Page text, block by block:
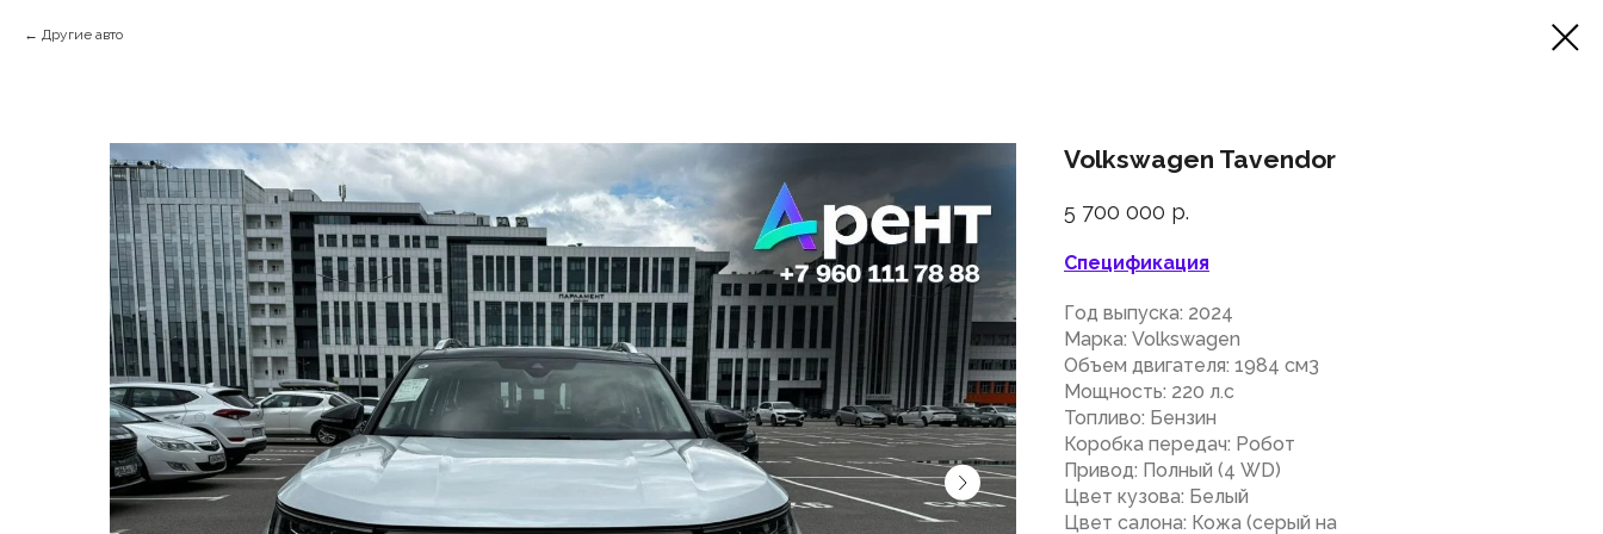
Другие авто
Volkswagen Tavendor
5 700 000 р.
Спецификация
Год выпуска: 2024
Марка: Volkswagen
Объем двигателя: 1984 см3
Мощность: 220 л.с
Топливо: Бензин
Коробка передач: Робот
Привод: Полный (4 WD)
Цвет кузова: Белый
Цвет салона: Кожа (серый на